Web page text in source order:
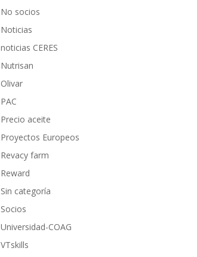
No socios
Noticias
noticias CERES
Nutrisan
Olivar
PAC
Precio aceite
Proyectos Europeos
Revacy farm
Reward
Sin categoría
Socios
Universidad-COAG
VTskills